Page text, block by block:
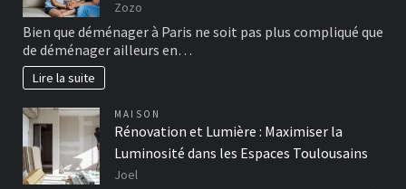
Zozo
Bien que déménager à Paris ne soit pas plus compliqué que
de déménager ailleurs en…
Lire la suite
MAISON
Rénovation et Lumière : Maximiser la
Luminosité dans les Espaces Toulousains
Joel